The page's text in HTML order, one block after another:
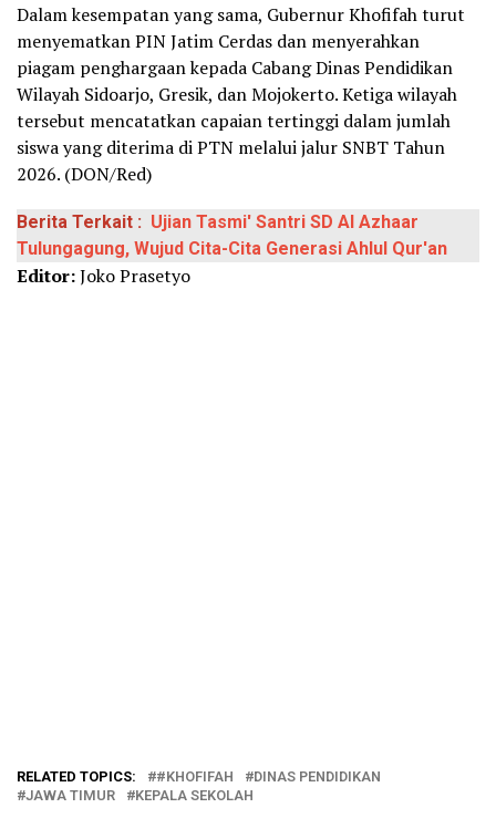
Dalam kesempatan yang sama, Gubernur Khofifah turut
menyematkan PIN Jatim Cerdas dan menyerahkan
piagam penghargaan kepada Cabang Dinas Pendidikan
Wilayah Sidoarjo, Gresik, dan Mojokerto. Ketiga wilayah
tersebut mencatatkan capaian tertinggi dalam jumlah
siswa yang diterima di PTN melalui jalur SNBT Tahun
2026. (DON/Red)
Berita Terkait : Ujian Tasmi' Santri SD Al Azhaar
Tulungagung, Wujud Cita-Cita Generasi Ahlul Qur'an
Editor:Joko Prasetyo
RELATED TOPICS: #KHOFIFAH
DINAS PENDIDIKAN
JAWA TIMUR
KEPALA SEKOLAH